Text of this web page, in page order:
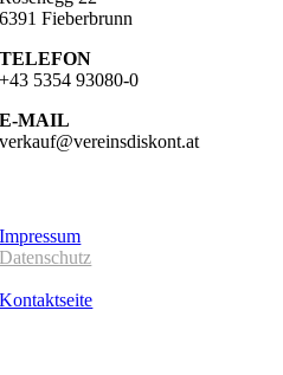
6391 Fieberbrunn
TELEFON
+43 5354 93080-0
E-MAIL
verkauf@vereinsdiskont.at
Impressum
Datenschutz
Kontaktseite